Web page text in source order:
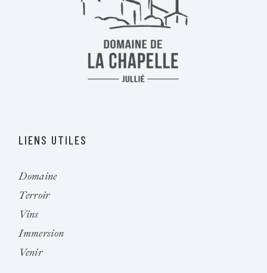
LIENS UTILES
Domaine
Terroir
Vins
Immersion
Venir